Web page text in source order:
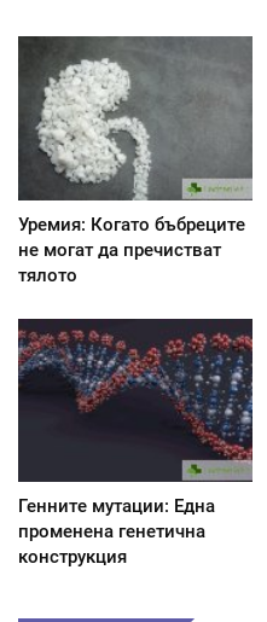
Уремия: Когато бъбреците
не могат да пречистват
тялото
Генните мутации: Една
променена генетична
конструкция